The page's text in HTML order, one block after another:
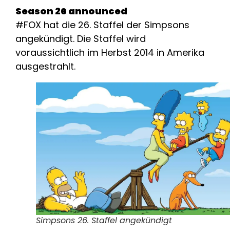
Season 26 announced
#FOX hat die 26. Staffel der Simpsons
angekündigt. Die Staffel wird
voraussichtlich im Herbst 2014 in Amerika
ausgestrahlt.
Simpsons 26. Staffel angekündigt